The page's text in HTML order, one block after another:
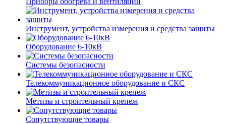
Инструмент, устройства измерения и средства защиты
Оборудование 6-10кВ
Системы безопасности
Телекоммуникационное оборудование и СКС
Метизы и строительный крепеж
Сопутствующие товары